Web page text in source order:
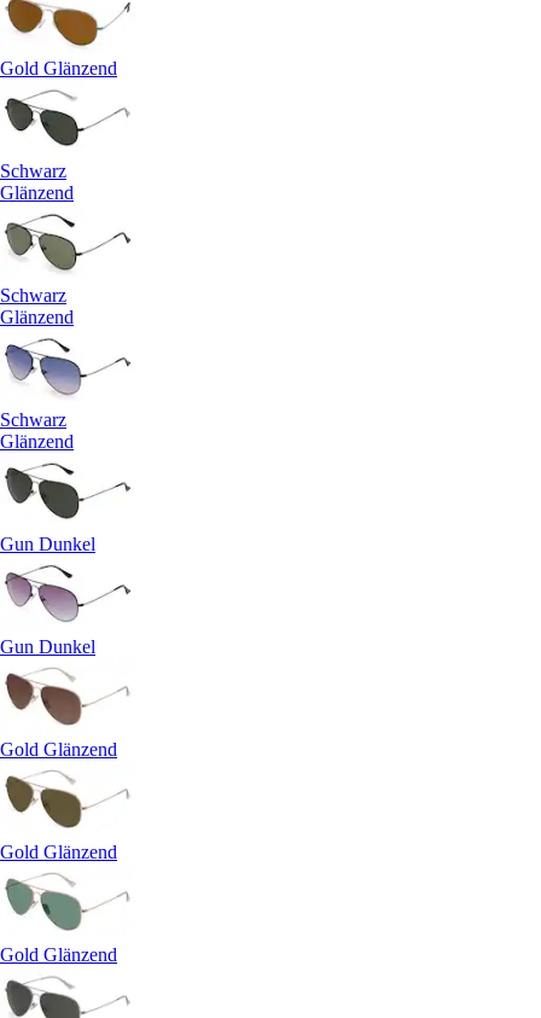
Gold Glänzend
Schwarz
Glänzend
Schwarz
Glänzend
Schwarz
Glänzend
Gun Dunkel
Gun Dunkel
Gold Glänzend
Gold Glänzend
Gold Glänzend